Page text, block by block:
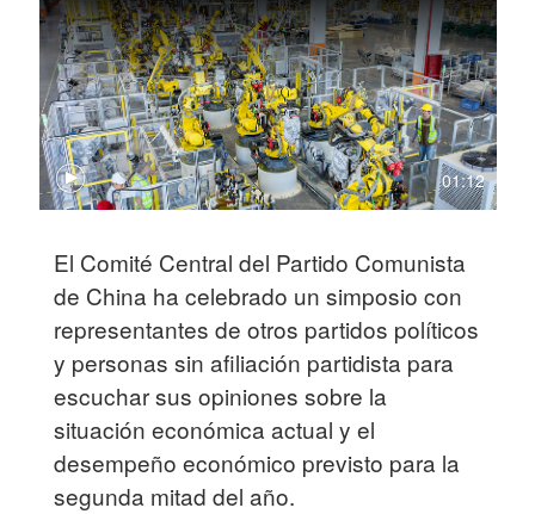
01:12
El Comité Central del Partido Comunista
de China ha celebrado un simposio con
representantes de otros partidos políticos
y personas sin afiliación partidista para
escuchar sus opiniones sobre la
situación económica actual y el
desempeño económico previsto para la
segunda mitad del año.